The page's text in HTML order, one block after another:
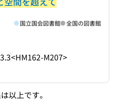
<HM162-M207>
国立国会図書館 全国の図書館
以上です。